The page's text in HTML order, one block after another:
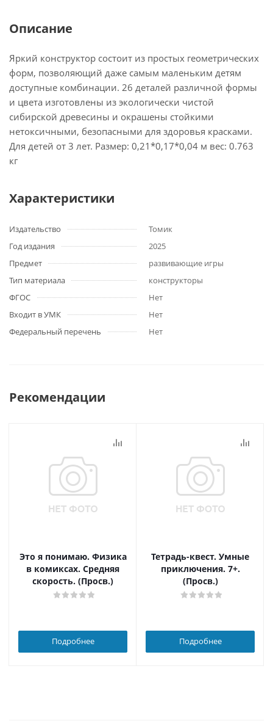
Описание
Яркий конструктор состоит из простых геометрических
форм, позволяющий даже самым маленьким детям
доступные комбинации. 26 деталей различной формы
и цвета изготовлены из экологически чистой
сибирской древесины и окрашены стойкими
нетоксичными, безопасными для здоровья красками.
Для детей от 3 лет. Размер: 0,21*0,17*0,04 м вес: 0.763
кг
Характеристики
Издательство
Томик
Год издания
2025
Предмет
развивающие игры
Тип материала
конструкторы
ФГОС
Нет
Входит в УМК
Нет
Федеральный перечень
Нет
Рекомендации
Это я понимаю. Физика
в комиксах. Средняя
скорость. (Просв.)
Подробнее
Тетрадь-квест. Умные
приключения. 7+.
(Просв.)
Подробнее